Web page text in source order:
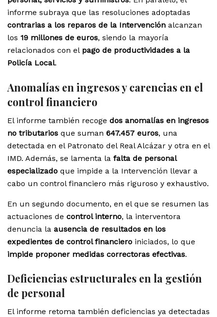
informe subraya que las resoluciones adoptadas
contrarias a los reparos de la Intervención alcanzan
los 19 millones de euros, siendo la mayoría
relacionados con el pago de productividades a la
Policía Local.
Anomalías en ingresos y carencias en el
control financiero
El informe también recoge dos anomalías en ingresos
no tributarios que suman 647.457 euros, una
detectada en el Patronato del Real Alcázar y otra en el
IMD. Además, se lamenta la falta de personal
especializado que impide a la Intervención llevar a
cabo un control financiero más riguroso y exhaustivo.
En un segundo documento, en el que se resumen las
actuaciones de control interno, la interventora
denuncia la ausencia de resultados en los
expedientes de control financiero iniciados, lo que
impide proponer medidas correctoras efectivas.
Deficiencias estructurales en la gestión
de personal
El informe retoma también deficiencias ya detectadas